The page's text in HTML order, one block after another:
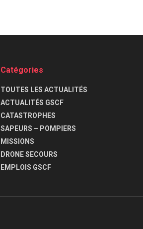
Catégories
TOUTES LES ACTUALITÉS
ACTUALITÉS GSCF
CATASTROPHES
SAPEURS – POMPIERS
MISSIONS
DRONE SECOURS
EMPLOIS GSCF